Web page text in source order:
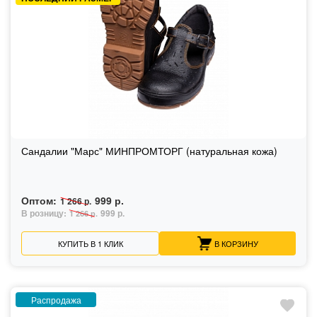
Сандалии "Марс" МИНПРОМТОРГ (натуральная кожа)
Оптом: 1 266 р. 999 р.
В розницу: 1 266 р. 999 р.
КУПИТЬ В 1 КЛИК В КОРЗИНУ
Распродажа